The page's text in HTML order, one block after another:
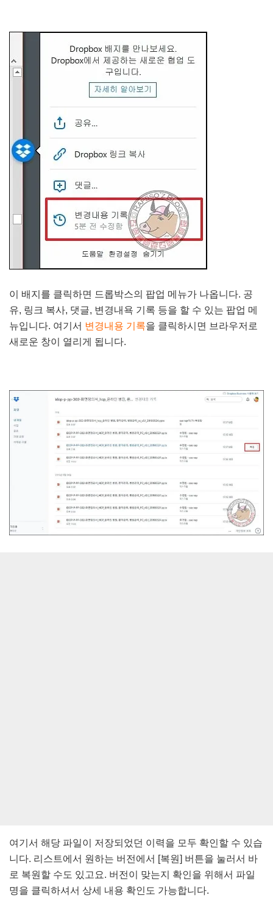
이 배지를 클릭하면 드롭박스의 팝업 메뉴가 나옵니다. 공
유, 링크 복사, 댓글, 변경내욕 기록 등을 할 수 있는 팝업 메
뉴입니다. 여기서 변경내용 기록을 클릭하시면 브라우저로
새로운 창이 열리게 됩니다.
여기서 해당 파일이 저장되었던 이력을 모두 확인할 수 있습
니다. 리스트에서 원하는 버전에서 [복원] 버튼을 눌러서 바
로 복원할 수도 있고요. 버전이 맞는지 확인을 위해서 파일
명을 클릭하셔서 상세 내용 확인도 가능합니다.